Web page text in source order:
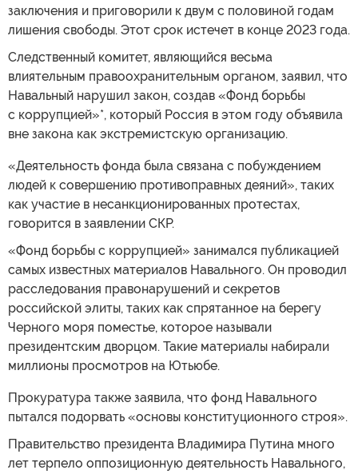
заключения и приговорили к двум с половиной годам
лишения свободы. Этот срок истечет в конце 2023 года.
Следственный комитет, являющийся весьма
влиятельным правоохранительным органом, заявил, что
Навальный нарушил закон, создав «Фонд борьбы
с коррупцией»*, который Россия в этом году объявила
вне закона как экстремистскую организацию.
«Деятельность фонда была связана с побуждением
людей к совершению противоправных деяний», таких
как участие в несанкционированных протестах,
говорится в заявлении СКР.
«Фонд борьбы с коррупцией» занимался публикацией
самых известных материалов Навального. Он проводил
расследования правонарушений и секретов
российской элиты, таких как спрятанное на берегу
Черного моря поместье, которое называли
президентским дворцом. Такие материалы набирали
миллионы просмотров на Ютьюбе.
Прокуратура также заявила, что фонд Навального
пытался подорвать «основы конституционного строя».
Правительство президента Владимира Путина много
лет терпело оппозиционную деятельность Навального,